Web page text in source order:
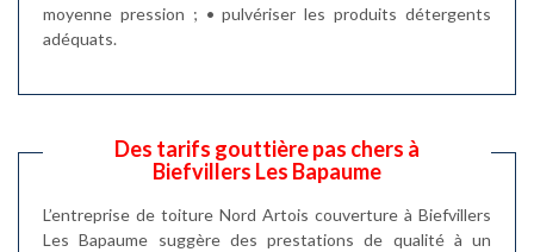
moyenne pression ; • pulvériser les produits détergents
adéquats.
Des tarifs gouttière pas chers à
Biefvillers Les Bapaume
L’entreprise de toiture Nord Artois couverture à Biefvillers
Les Bapaume suggère des prestations de qualité à un